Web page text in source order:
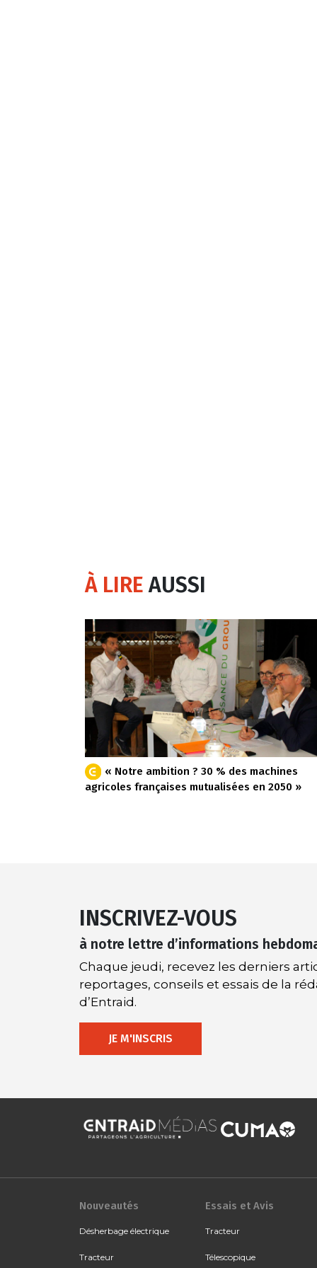
À LIREAUSSI
« Notre ambition ? 30 % des machines
agricoles françaises mutualisées en 2050 »
INSCRIVEZ-VOUS
à notre lettre d’informations
Chaque jeudi, recevez les derniers
reportages, conseils et essais de la
d’Entraid.
JE M'INSCRIS
Nouveautés
Désherbage électrique
Tracteur
Essais et Avis
Tracteur
Télescopique